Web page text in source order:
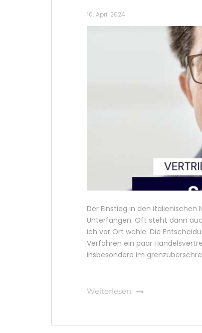
10. April 2024
Der Einstieg in den
Unterfangen. Oft steht dann
ich vor Ort wähle. Die
Verfahren ein paar
insbesondere im
Weiterlesen